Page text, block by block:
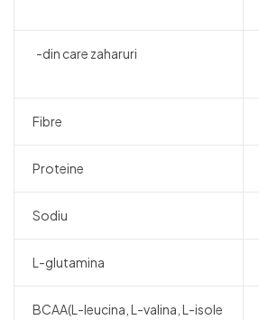
-din care zaharuri
Fibre
Proteine
Sodiu
L-glutamina
BCAA(L-leucina, L-valina, L-isole